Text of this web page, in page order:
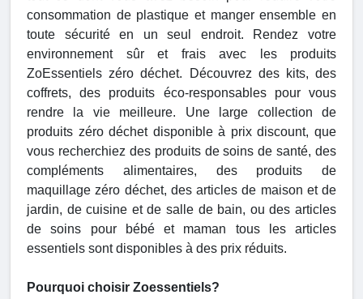
consommation de plastique et manger ensemble en
toute sécurité en un seul endroit. Rendez votre
environnement sûr et frais avec les produits
ZoEssentiels zéro déchet. Découvrez des kits, des
coffrets, des produits éco-responsables pour vous
rendre la vie meilleure. Une large collection de
produits zéro déchet disponible à prix discount, que
vous recherchiez des produits de soins de santé, des
compléments alimentaires, des produits de
maquillage zéro déchet, des articles de maison et de
jardin, de cuisine et de salle de bain, ou des articles
de soins pour bébé et maman tous les articles
essentiels sont disponibles à des prix réduits.
Pourquoi choisir Zoessentiels?